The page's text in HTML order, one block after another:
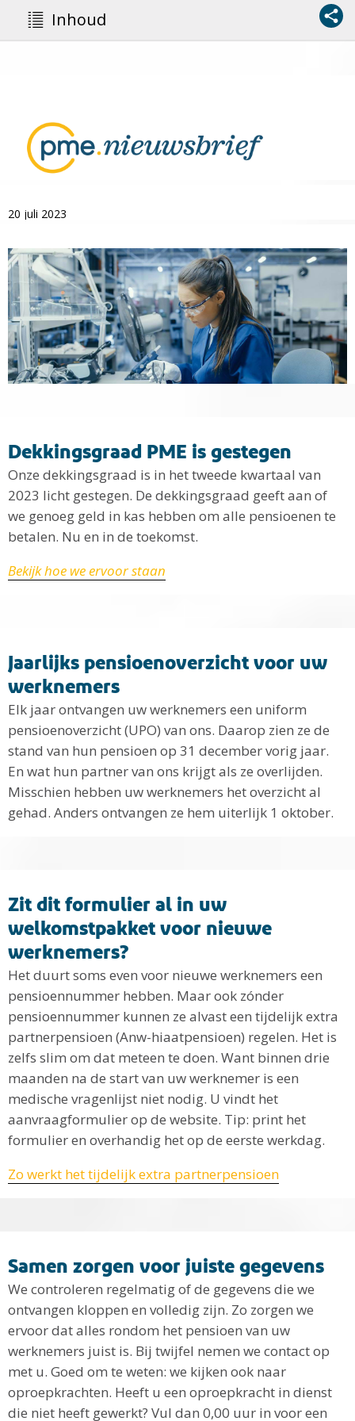
Inhoud
20 juli 2023
Dekkingsgraad PME is gestegen
Onze dekkingsgraad is in het tweede kwartaal van
2023 licht gestegen. De dekkingsgraad geeft aan of
we genoeg geld in kas hebben om alle pensioenen te
betalen. Nu en in de toekomst.
Bekijk hoe we ervoor staan
Jaarlijks pensioenoverzicht voor uw
werknemers
Elk jaar ontvangen uw werknemers een uniform
pensioenoverzicht (UPO) van ons. Daarop zien ze de
stand van hun pensioen op 31 december vorig jaar.
En wat hun partner van ons krijgt als ze overlijden.
Misschien hebben uw werknemers het overzicht al
gehad. Anders ontvangen ze hem uiterlijk 1 oktober.
Zit dit formulier al in uw
welkomstpakket voor nieuwe
werknemers?
Het duurt soms even voor nieuwe werknemers een
pensioennummer hebben. Maar ook zónder
pensioennummer kunnen ze alvast een tijdelijk extra
partnerpensioen (Anw-hiaatpensioen) regelen. Het is
zelfs slim om dat meteen te doen. Want binnen drie
maanden na de start van uw werknemer is een
medische vragenlijst niet nodig. U vindt het
aanvraagformulier op de website. Tip: print het
formulier en overhandig het op de eerste werkdag.
Zo werkt het tijdelijk extra partnerpensioen
Samen zorgen voor juiste gegevens
We controleren regelmatig of de gegevens die we
ontvangen kloppen en volledig zijn. Zo zorgen we
ervoor dat alles rondom het pensioen van uw
werknemers juist is. Bij twijfel nemen we contact op
met u. Goed om te weten: we kijken ook naar
oproepkrachten. Heeft u een oproepkracht in dienst
die niet heeft gewerkt? Vul dan 0,00 uur in voor een